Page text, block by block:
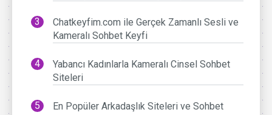
Chatkeyfim.com ile Gerçek Zamanlı Sesli ve
Kameralı Sohbet Keyfi
Yabancı Kadınlarla Kameralı Cinsel Sohbet
Siteleri
En Popüler Arkadaşlık Siteleri ve Sohbet